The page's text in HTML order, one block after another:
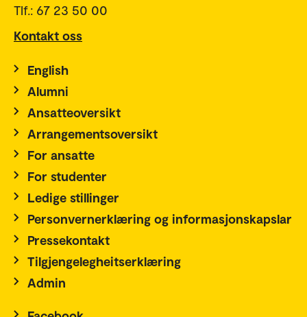
Tlf.: 67 23 50 00
Kontakt oss
English
Alumni
Ansatteoversikt
Arrangementsoversikt
For ansatte
For studenter
Ledige stillinger
Personvernerklæring og informasjonskapslar
Pressekontakt
Tilgjengelegheitserklæring
Admin